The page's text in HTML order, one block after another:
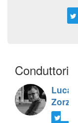
Conduttori
Luca
Zorzi